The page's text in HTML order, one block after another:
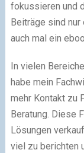
fokussieren und
Beiträge sind
auch mal ein
In vielen
habe mein
mehr Kontakt zu
Beratung. Diese
Lösungen
viel zu berichten